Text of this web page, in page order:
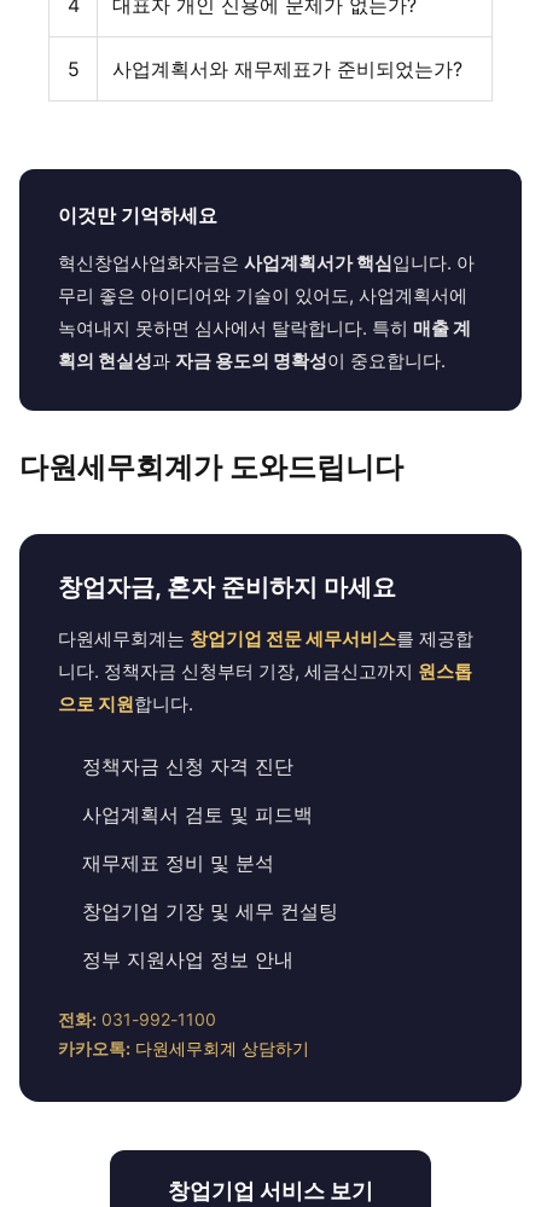
5 사업계획서와 재무제표가 준비되었는가?
이것만 기억하세요
혁신창업사업화자금은 사업계획서가 핵심입니다. 아
무리 좋은 아이디어와 기술이 있어도, 사업계획서에
녹여내지 못하면 심사에서 탈락합니다. 특히 매출 계
획의 현실성과 자금 용도의 명확성이 중요합니다.
다원세무회계가 도와드립니다
창업자금, 혼자 준비하지 마세요
다원세무회계는 창업기업 전문 세무서비스를 제공합
니다. 정책자금 신청부터 기장, 세금신고까지 원스톱
으로 지원합니다.
정책자금 신청 자격 진단
사업계획서 검토 및 피드백
재무제표 정비 및 분석
창업기업 기장 및 세무 컨설팅
정부 지원사업 정보 안내
전화: 031-992-1100
카카오톡: 다원세무회계 상담하기
창업기업 서비스 보기